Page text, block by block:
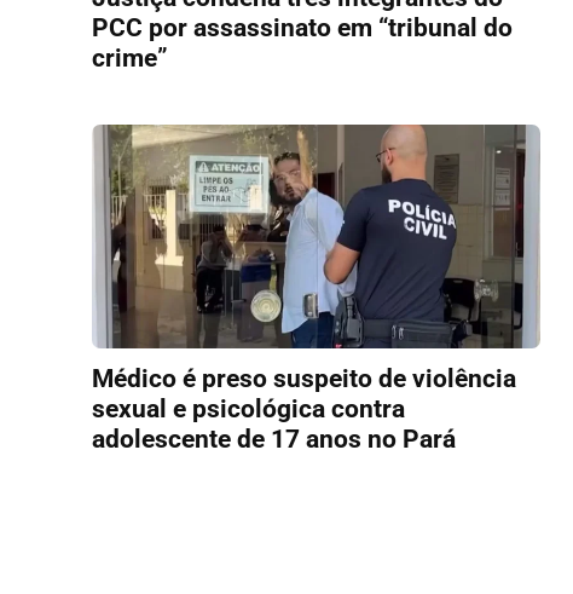
PCC por assassinato em “tribunal do
crime”
Médico é preso suspeito de violência
sexual e psicológica contra
adolescente de 17 anos no Pará